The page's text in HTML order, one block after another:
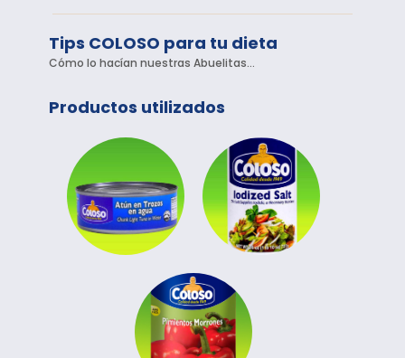
Tips COLOSO para tu dieta
Cómo lo hacían nuestras Abuelitas…
Productos utilizados